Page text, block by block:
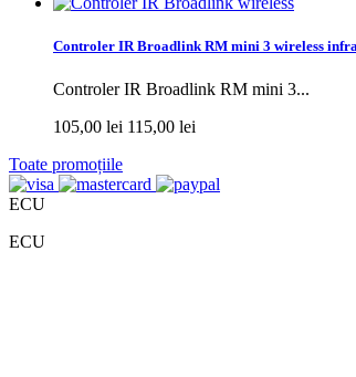
Controler IR Broadlink RM mini 3 wireless
Controler IR Broadlink RM mini 3...
105,00 lei 115,00 lei
Toate promoțiile
ECU
ECU